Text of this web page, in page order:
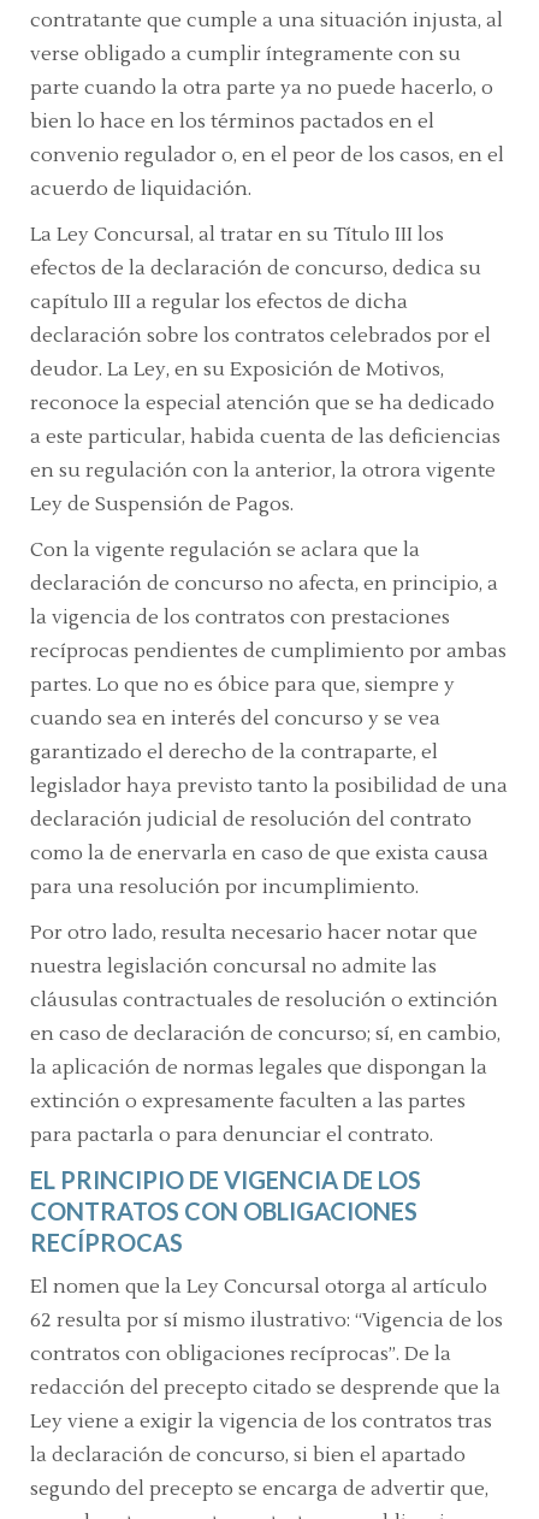
contratante que cumple a una situación injusta, al
verse obligado a cumplir íntegramente con su
parte cuando la otra parte ya no puede hacerlo, o
bien lo hace en los términos pactados en el
convenio regulador o, en el peor de los casos, en el
acuerdo de liquidación.
La Ley Concursal, al tratar en su Título III los
efectos de la declaración de concurso, dedica su
capítulo III a regular los efectos de dicha
declaración sobre los contratos celebrados por el
deudor. La Ley, en su Exposición de Motivos,
reconoce la especial atención que se ha dedicado
a este particular, habida cuenta de las deficiencias
en su regulación con la anterior, la otrora vigente
Ley de Suspensión de Pagos.
Con la vigente regulación se aclara que la
declaración de concurso no afecta, en principio, a
la vigencia de los contratos con prestaciones
recíprocas pendientes de cumplimiento por ambas
partes. Lo que no es óbice para que, siempre y
cuando sea en interés del concurso y se vea
garantizado el derecho de la contraparte, el
legislador haya previsto tanto la posibilidad de una
declaración judicial de resolución del contrato
como la de enervarla en caso de que exista causa
para una resolución por incumplimiento.
Por otro lado, resulta necesario hacer notar que
nuestra legislación concursal no admite las
cláusulas contractuales de resolución o extinción
en caso de declaración de concurso; sí, en cambio,
la aplicación de normas legales que dispongan la
extinción o expresamente faculten a las partes
para pactarla o para denunciar el contrato.
EL PRINCIPIO DE VIGENCIA DE LOS
CONTRATOS CON OBLIGACIONES
RECÍPROCAS
El nomen que la Ley Concursal otorga al artículo
62 resulta por sí mismo ilustrativo: “Vigencia de los
contratos con obligaciones recíprocas”. De la
redacción del precepto citado se desprende que la
Ley viene a exigir la vigencia de los contratos tras
la declaración de concurso, si bien el apartado
segundo del precepto se encarga de advertir que,